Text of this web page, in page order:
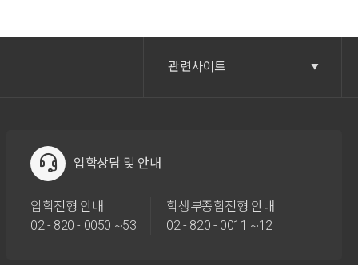
관련사이트
입학상담 및 안내
입학전형 안내
02 - 820 - 0050 ~53
학생부종합전형 안내
02 - 820 - 0011 ~12